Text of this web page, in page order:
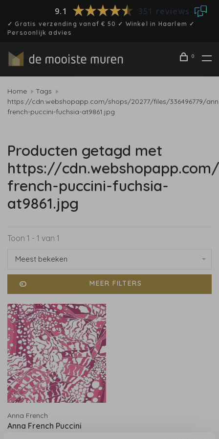
9.1 351 reviews
✓ Gratis verzending vanaf € 50 ✓ Winkel in Haarlem ✓
Persoonlijk advies
0
Home
Tags
https://cdn.webshopapp.com/shops/20277/files/336496779/
french-puccini-fuchsia-at9861.jpg
Producten getagd met
https://
french-puccini-fuchsia-
at9861.jpg
Toon 1 - 1 van 1
Meest bekeken
MEER FILTERS
Anna French
Anna French Puccini